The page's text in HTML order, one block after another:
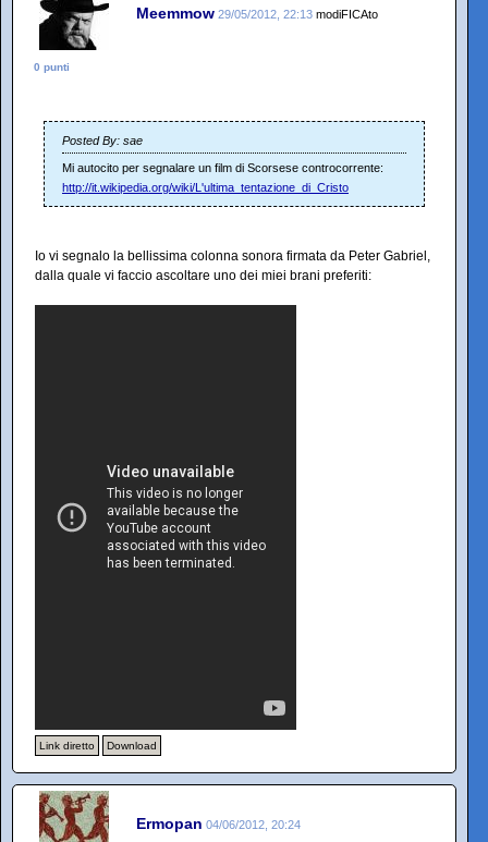
Meemmow 29/05/2012, 22:13 modiFICAto
0 punti
Posted By: sae
Mi autocito per segnalare un film di Scorsese controcorrente:
http://it.wikipedia.org/wiki/L'ultima_tentazione_di_Cristo
Io vi segnalo la bellissima colonna sonora firmata da Peter Gabriel,
dalla quale vi faccio ascoltare uno dei miei brani preferiti:
Link diretto Download
Ermopan 04/06/2012, 20:24